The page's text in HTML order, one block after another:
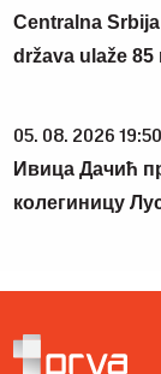
Centralna
država ulaže 85
05. 08. 2026 19:50
Ивица Дачић
колегиницу